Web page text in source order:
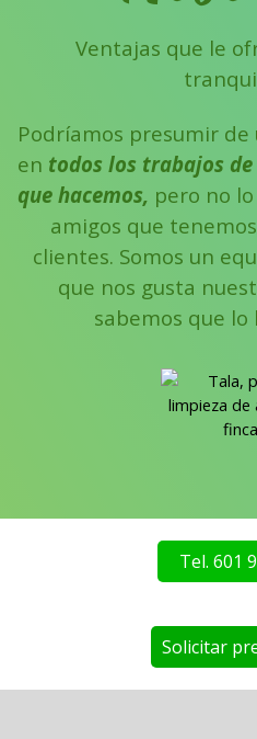
Ventajas que le
Podríamos presumir de
en todos los trabajos
que hacemos, pero no
amigos que
clientes. Somos un
que nos gusta
sabemos que lo
Somos
Podas
Tel. 601
Solicitar